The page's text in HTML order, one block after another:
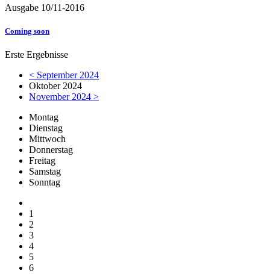
Ausgabe 10/11-2016
Coming soon
Erste Ergebnisse
< September 2024
Oktober 2024
November 2024 >
Montag
Dienstag
Mittwoch
Donnerstag
Freitag
Samstag
Sonntag
1
2
3
4
5
6